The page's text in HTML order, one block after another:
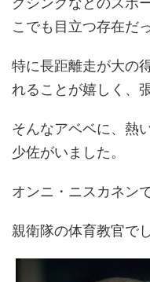
こでも目立つ存在だ
特に長距離走が大の
れることが嬉しく、
そんなアベベに、熱
少佐がいました。
オンニ・ニスカネンで
親衛隊の体育教官でし